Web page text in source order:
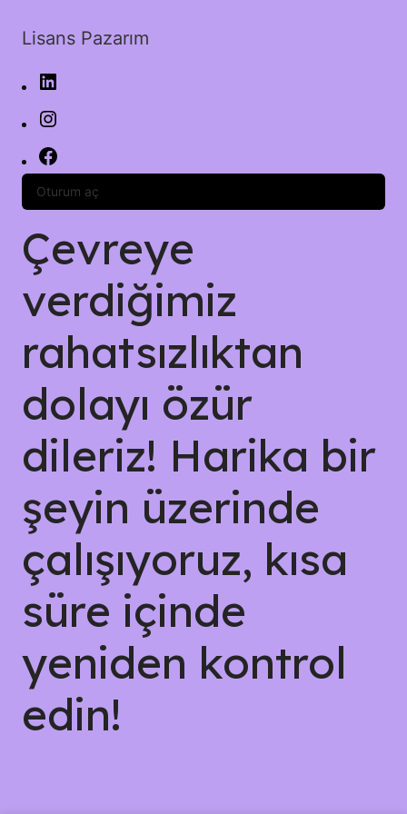
Lisans Pazarım
Oturum aç
Çevreye
verdiğimiz
rahatsızlıktan
dolayı özür
dileriz! Harika bir
şeyin üzerinde
çalışıyoruz, kısa
süre içinde
yeniden kontrol
edin!